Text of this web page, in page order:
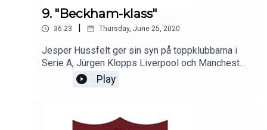
9. "Beckham-klass"
36:23 Thursday, June 25, 2020
Jesper Hussfelt ger sin syn på toppklubbarna i
Serie A, Jürgen Klopps Liverpool och Manchester
Uniteds positiva formkurva. Dessutom berättar
Alexandra Jonson en sann fotbollssaga.
Play